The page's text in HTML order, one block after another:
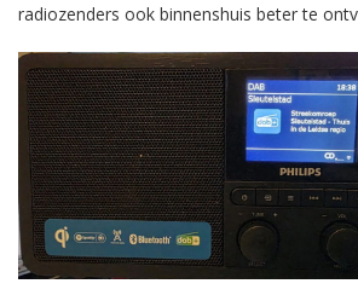
radiozenders ook binnenshuis beter te